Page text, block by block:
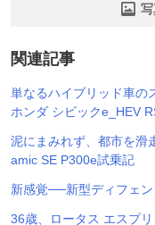
写
関連記事
単なるハイブリッド車の
ホンダ シビックe_HEV
泥にまみれず、都市を滑
amic SE P300e試乗記
新感覚──新型ディフェ
36歳、ロータス エスプ